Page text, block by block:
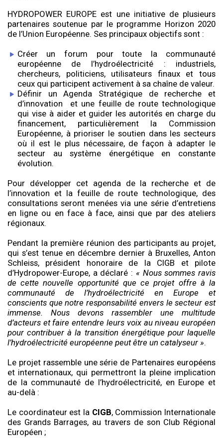
HYDROPOWER EUROPE est une initiative de plusieurs
partenaires soutenue par le programme Horizon 2020
de l’Union Européenne. Ses principaux objectifs sont :
Créer un forum pour toute la communauté
européenne de l’hydroélectricité : industriels,
chercheurs, politiciens, utilisateurs finaux et tous
ceux qui participent activement à sa chaîne de valeur.
Définir un Agenda Stratégique de recherche et
d’innovation
et une feuille de route technologique
qui vise à aider et guider les autorités en charge du
financement, particulièrement la Commission
Européenne, à prioriser le soutien dans les secteurs
où il est le plus nécessaire, de façon à adapter le
secteur au système énergétique en constante
évolution.
Pour développer cet agenda de la recherche et de
l’innovation et la feuille de route technologique, des
consultations seront menées via une série d’entretiens
en ligne ou en face à face, ainsi que par des ateliers
régionaux.
Pendant la première réunion des participants au projet,
qui s’est tenue en décembre dernier à Bruxelles, Anton
Schleiss, président honoraire de la CIGB et pilote
d’Hydropower-Europe, a déclaré : « Nous sommes ravis
de cette nouvelle opportunité que ce projet offre à la
communauté de l’hydroélectricité en Europe et
conscients que notre responsabilité envers le secteur est
immense. Nous devons rassembler une multitude
d’acteurs et faire entendre leurs voix au niveau européen
pour contribuer à la transition énergétique pour laquelle
l’hydroélectricité européenne peut être un catalyseur ».
Le projet rassemble une série de Partenaires européens
et internationaux, qui permettront la pleine implication
de la communauté de l’hydroélectricité, en Europe et
au-delà :
Le coordinateur est la CIGB, Commission Internationale
des Grands Barrages, au travers de son Club Régional
Européen ;